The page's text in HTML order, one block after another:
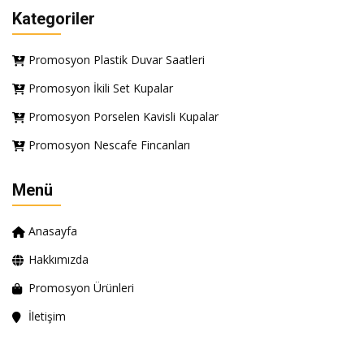
Kategoriler
Promosyon Plastik Duvar Saatleri
Promosyon İkili Set Kupalar
Promosyon Porselen Kavisli Kupalar
Promosyon Nescafe Fincanları
Menü
Anasayfa
Hakkımızda
Promosyon Ürünleri
İletişim